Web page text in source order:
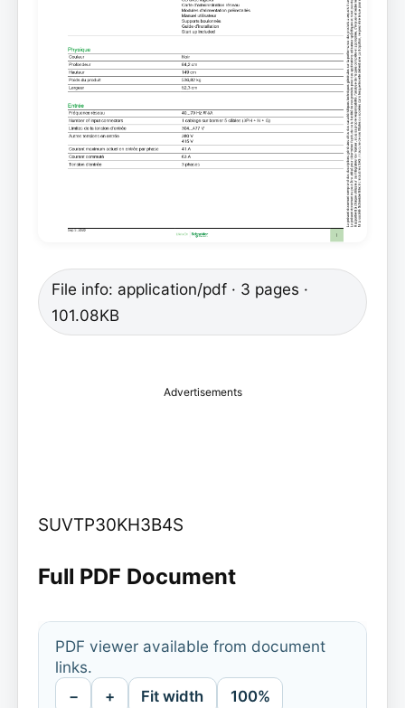
File info: application/pdf · 3 pages ·
101.08KB
Advertisements
SUVTP30KH3B4S
Full PDF Document
PDF viewer available from document
links.
− + Fit width 100%